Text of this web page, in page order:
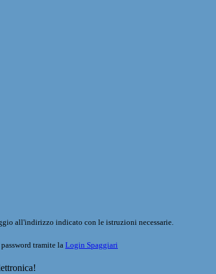
all'indirizzo indicato con le istruzioni necessarie.
tramite la Login Spaggiari